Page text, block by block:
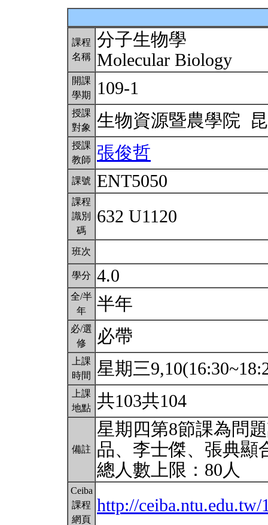
課程
名稱
分子生物學
Molecular Biology
開課
學期
109-1
授課
對象
生物資源暨農學院
授課
教師
張俊哲
課號 ENT5050
課程
識別
碼
632 U1120
班次
學分 4.0
全/半
年
半年
必/選
修
必帶
上課
時間
星期三
上課
地點 共103共104
備註
星期四第8節課為問
品、李士傑、張典顯
總人數上限：80人
Ceiba
課程
網頁
http://